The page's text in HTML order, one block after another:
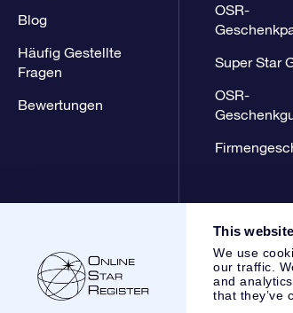
This
We use
our traffic.
and
that they’ve
Blog
Häufig Gestellte
Fragen
Bewertungen
OSR-
Super Star
OSR-